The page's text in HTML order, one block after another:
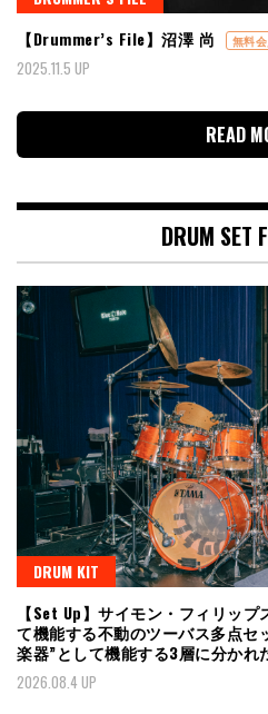
【Drummer’s File】沼澤 尚
無料
2025.11.5 UP
READ
DRUM SET
DRUM KIT
【Set Up】サイモン・フィリッ
て機能する不動のツーバス多点セ
楽器”として機能する3層に分かれ
2026.08.4 UP